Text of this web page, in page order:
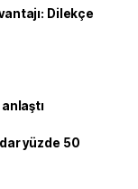
Dilekçe
yüzde 50